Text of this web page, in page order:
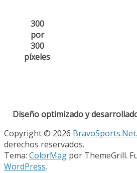
300
por
300
píxeles
Diseño optimizado y
Copyright © 2026
derechos reservados.
Tema: ColorMag por ThemeGrill.
WordPress.